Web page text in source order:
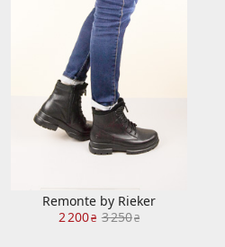
Remonte by Rieker
2 200₴ 3 250₴